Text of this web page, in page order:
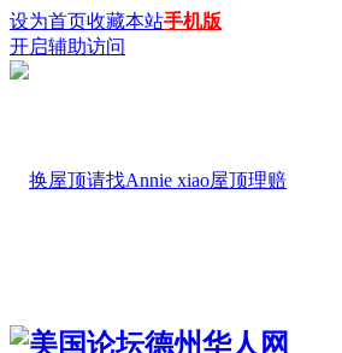
设为首页收藏本站手机版
开启辅助访问